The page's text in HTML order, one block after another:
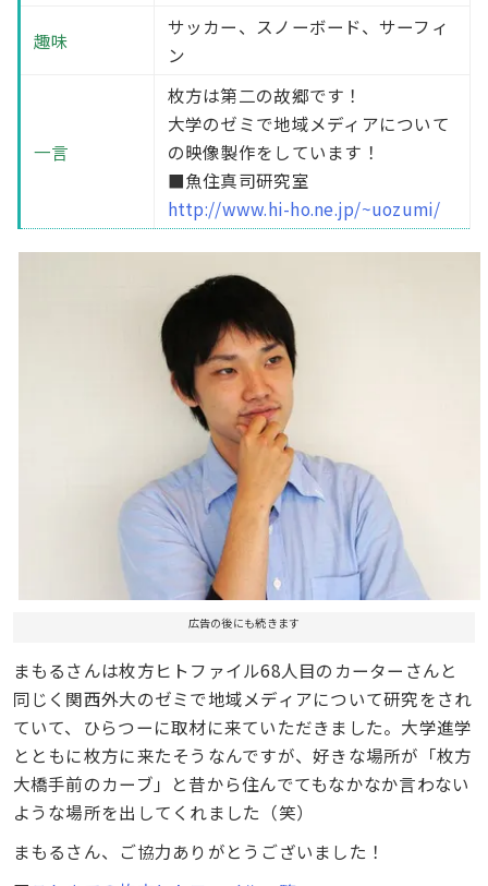
趣味
サッカー、スノーボード、サーフィ
ン
一言
枚方は第二の故郷です！
大学のゼミで地域メディアについて
の映像製作をしています！
■魚住真司研究室
http://www.hi-ho.ne.jp/~uozumi/
広告の後にも続きます
まもるさんは枚方ヒトファイル68人目のカーターさんと
同じく関西外大のゼミで地域メディアについて研究をされ
ていて、ひらつーに取材に来ていただきました。大学進学
とともに枚方に来たそうなんですが、好きな場所が「枚方
大橋手前のカーブ」と昔から住んでてもなかなか言わない
ような場所を出してくれました（笑）
まもるさん、ご協力ありがとうございました！